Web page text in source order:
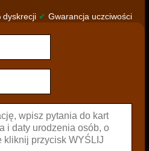
dyskrecji ✔ Gwarancja uczciwości